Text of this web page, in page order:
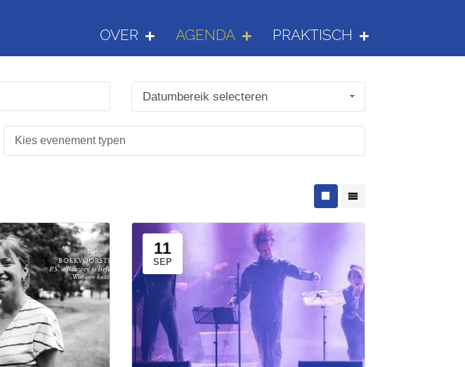
OVER AGENDA PRAKTISCH
Datumbereik selecteren
11
SEP